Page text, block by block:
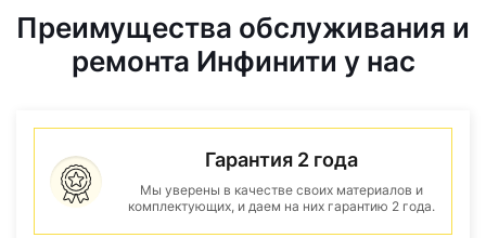
Преимущества обслуживания и
ремонта Инфинити у нас
Гарантия 2 года
Мы уверены в качестве своих материалов и
комплектующих, и даем на них гарантию 2 года.